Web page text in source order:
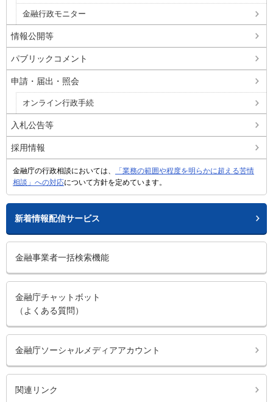
金融行政モニター
情報公開等
パブリックコメント
申請・届出・照会
オンライン行政手続
入札公告等
採用情報
金融庁の行政相談においては、
「業務の範囲や程度を明らかに超える苦情
相談」への対応について方針を定めています。
新着情報配信サービス
金融事業者一括検索機能
金融庁チャットボット
（よくある質問）
金融庁ソーシャルメディアアカウント
関連リンク